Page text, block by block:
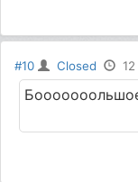
#10 Closed